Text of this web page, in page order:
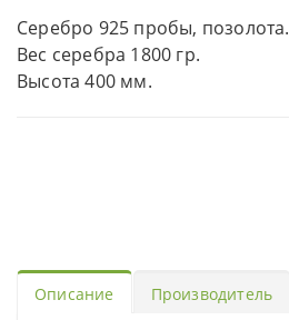
Серебро 925 пробы, позолота.
Вес серебра 1800 гр.
Высота 400 мм.
Описание Производитель